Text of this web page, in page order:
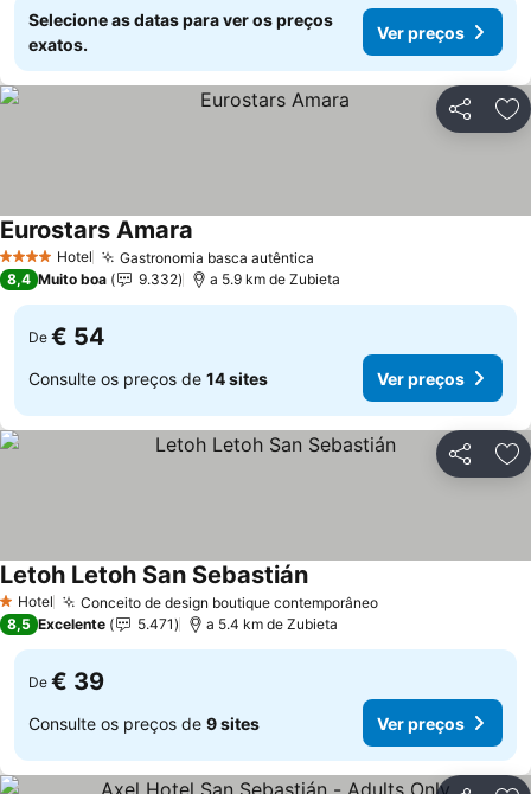
Selecione as datas para ver os preços
exatos.
Ver preços
Partilhar
4 EstrelasHotel Gastronomia basca autêntica
Eurostars Amara
8,4 Muito boa 9.332 a 5.9 km de Zubieta
De € 54
Consulte os preços de 14 sites Ver preços
Partilhar
1 Estrelas
Hotel Conceito de design boutique contemporâneo
Letoh Letoh San Sebastián
8,5 Excelente 5.471 a 5.4 km de Zubieta
De € 39
Consulte os preços de 9 sites Ver preços